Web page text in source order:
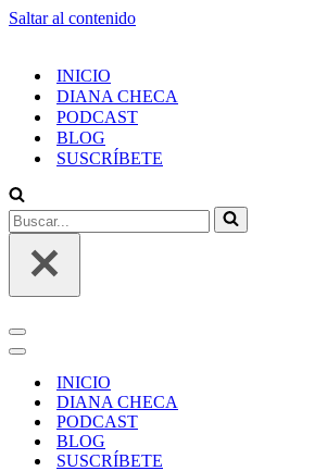
Saltar al contenido
INICIO
DIANA CHECA
PODCAST
BLOG
SUSCRÍBETE
Buscar...
Menú
de
Menú
navegación
INICIO
DIANA CHECA
PODCAST
BLOG
SUSCRÍBETE